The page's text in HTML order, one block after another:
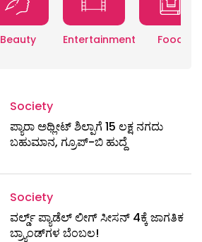
Beauty Entertainment Food
Society
ಪ್ಯಾರಾ ಅಥ್ಲೀಟ್ ಶಿಲ್ಪಾಗೆ 15 ಲಕ್ಷ ನಗದು
ಬಹುಮಾನ, ಗ್ರೂಪ್-ಬಿ ಹುದ್ದೆ
Society
ವರ್ಲ್ಡ್ ಪ್ಯಾಡೆಲ್ ಲೀಗ್ ಸೀಸನ್ 4ಕ್ಕೆ ಜಾಗತಿಕ
ಬ್ರ್ಯಾಂಡ್‌ಗಳ ಬೆಂಬಲ!